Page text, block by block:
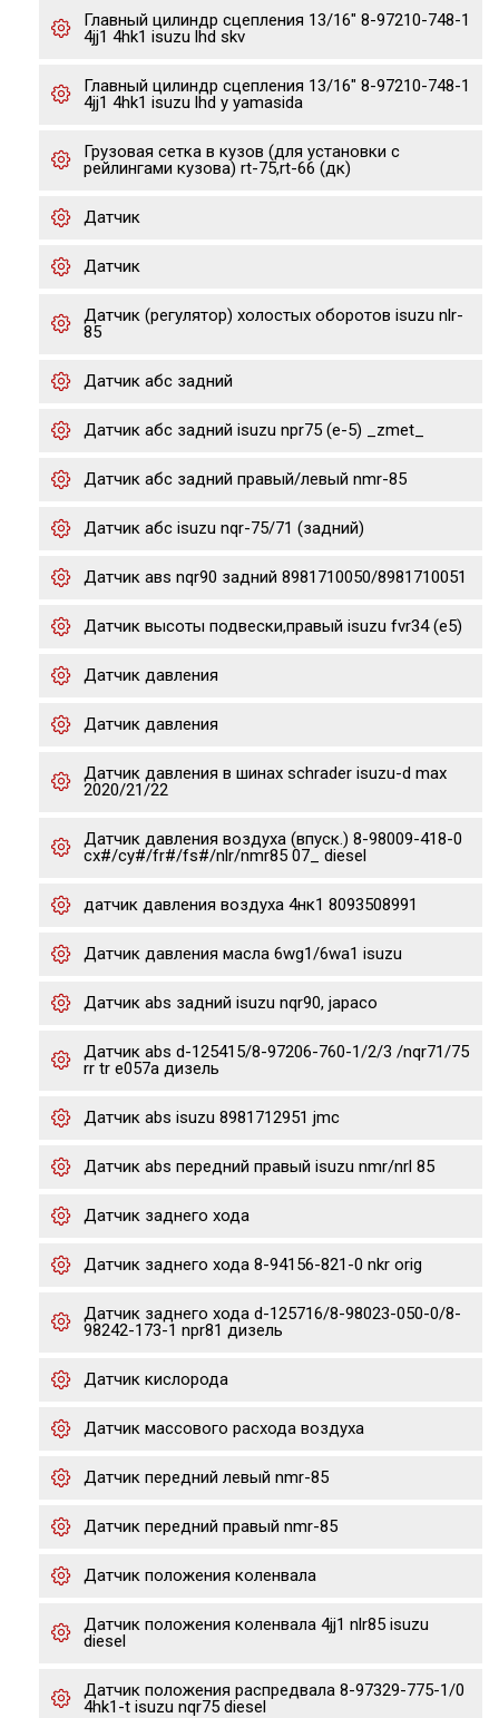
Главный цилиндр сцепления 13/16" 8-97210-748-1
4jj1 4hk1 isuzu lhd skv
Главный цилиндр сцепления 13/16" 8-97210-748-1
4jj1 4hk1 isuzu lhd y yamasida
Грузовая сетка в кузов (для установки с
рейлингами кузова) rt-75,rt-66 (дк)
Датчик
Датчик
Датчик (регулятор) холостых оборотов isuzu nlr-
85
Датчик абс задний
Датчик абс задний isuzu npr75 (е-5) _zmet_
Датчик абс задний правый/левый nmr-85
Датчик абс isuzu nqr-75/71 (задний)
Датчик авs nqr90 задний 8981710050/8981710051
Датчик высоты подвески,правый isuzu fvr34 (e5)
Датчик давления
Датчик давления
Датчик давления в шинах schrader isuzu-d max
2020/21/22
Датчик давления воздуха (впуск.) 8-98009-418-0
cx#/cy#/fr#/fs#/nlr/nmr85 07_ diesel
датчик давления воздуха 4нк1 8093508991
Датчик давления масла 6wg1/6wa1 isuzu
Датчик abs задний isuzu nqr90, japaco
Датчик abs d-125415/8-97206-760-1/2/3 /nqr71/75
rr tr e057a дизель
Датчик abs isuzu 8981712951 jmc
Датчик abs передний правый isuzu nmr/nrl 85
Датчик заднего хода
Датчик заднего хода 8-94156-821-0 nkr orig
Датчик заднего хода d-125716/8-98023-050-0/8-
98242-173-1 npr81 дизель
Датчик кислорода
Датчик массового расхода воздуха
Датчик передний левый nmr-85
Датчик передний правый nmr-85
Датчик положения коленвала
Датчик положения коленвала 4jj1 nlr85 isuzu
diesel
Датчик положения распредвала 8-97329-775-1/0
4hk1-t isuzu nqr75 diesel